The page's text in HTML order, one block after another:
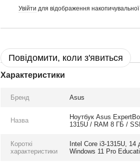
Увійти для відображення
Повідомити, коли з'явиться
Характеристики
Бренд Asus
Назва
Ноутбук Asus
1315U / RAM 8 ГБ /
Короткі
характеристики
Intel Core i3-1315U,
Windows 11 Pro